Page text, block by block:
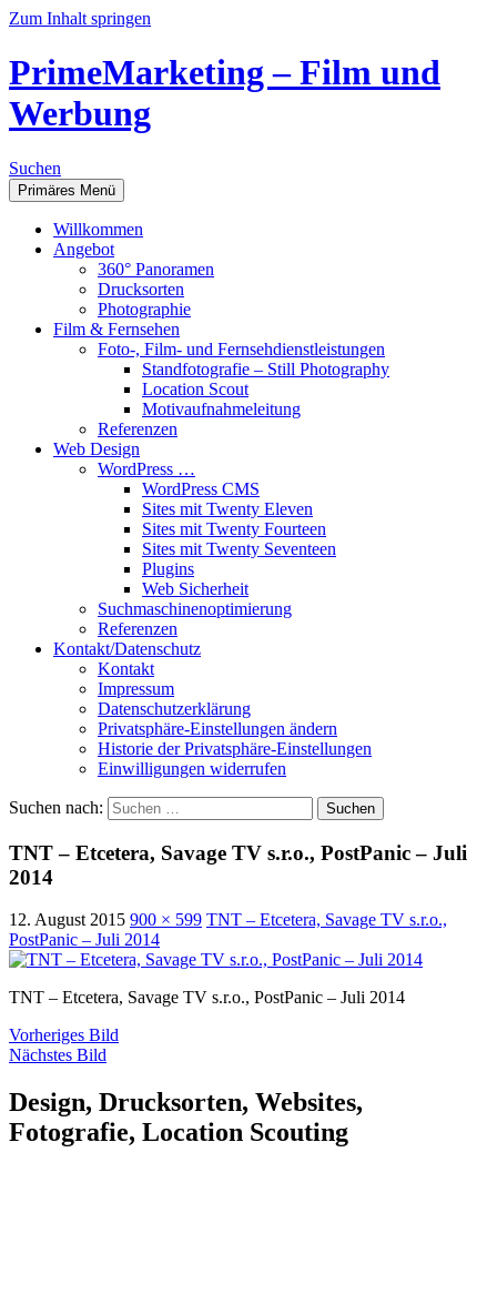
Zum Inhalt springen
PrimeMarketing – Film und
Werbung
Suchen
Primäres Menü
Willkommen
Angebot
360° Panoramen
Drucksorten
Photographie
Film & Fernsehen
Foto-, Film- und Fernsehdienstleistungen
Standfotografie – Still Photography
Location Scout
Motivaufnahmeleitung
Referenzen
Web Design
WordPress …
WordPress CMS
Sites mit Twenty Eleven
Sites mit Twenty Fourteen
Sites mit Twenty Seventeen
Plugins
Web Sicherheit
Suchmaschinenoptimierung
Referenzen
Kontakt/Datenschutz
Kontakt
Impressum
Datenschutzerklärung
Privatsphäre-Einstellungen ändern
Historie der Privatsphäre-Einstellungen
Einwilligungen widerrufen
Suchen nach:
TNT – Etcetera, Savage TV s.r.o., PostPanic – Juli
2014
12. August 2015 900 × 599 TNT – Etcetera, Savage TV s.r.o.,
PostPanic – Juli 2014
TNT – Etcetera, Savage TV s.r.o., PostPanic – Juli 2014
Vorheriges Bild
Nächstes Bild
Design, Drucksorten, Websites,
Fotografie, Location Scouting